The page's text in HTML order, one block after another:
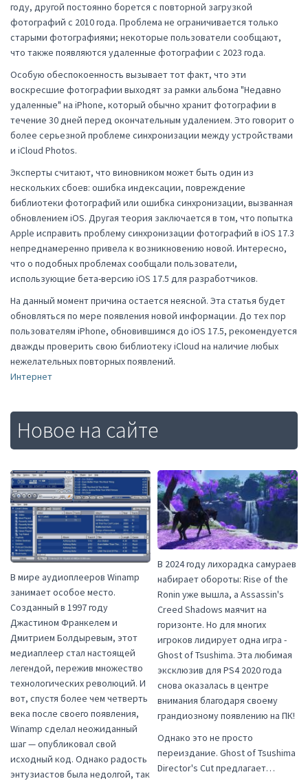
году, другой постоянно борется с повторной загрузкой
фотографий с 2010 года. Проблема не ограничивается только
старыми фотографиями; некоторые пользователи сообщают,
что также появляются удаленные фотографии с 2023 года.
Особую обеспокоенность вызывает тот факт, что эти
воскресшие фотографии выходят за рамки альбома "Недавно
удаленные" на iPhone, который обычно хранит фотографии в
течение 30 дней перед окончательным удалением. Это говорит о
более серьезной проблеме синхронизации между устройствами
и iCloud Photos.
Эксперты считают, что виновником может быть один из
нескольких сбоев: ошибка индексации, повреждение
библиотеки фотографий или ошибка синхронизации, вызванная
обновлением iOS. Другая теория заключается в том, что попытка
Apple исправить проблему синхронизации фотографий в iOS 17.3
непреднамеренно привела к возникновению новой. Интересно,
что о подобных проблемах сообщали пользователи,
использующие бета-версию iOS 17.5 для разработчиков.
На данный момент причина остается неясной. Эта статья будет
обновляться по мере появления новой информации. До тех пор
пользователям iPhone, обновившимся до iOS 17.5, рекомендуется
дважды проверить свою библиотеку iCloud на наличие любых
нежелательных повторных появлений.
Интернет
Новое на сайте
В мире аудиоплееров Winamp
занимает особое место.
Созданный в 1997 году
Джастином Франкелем и
Дмитрием Болдыревым, этот
медиаплеер стал настоящей
легендой, пережив множество
технологических революций. И
вот, спустя более чем четверть
века после своего появления,
Winamp сделал неожиданный
шаг — опубликовал свой
исходный код. Однако радость
энтузиастов была недолгой, так
В 2024 году лихорадка самураев
набирает обороты: Rise of the
Ronin уже вышла, а Assassin's
Creed Shadows маячит на
горизонте. Но для многих
игроков лидирует одна игра -
Ghost of Tsushima. Эта любимая
эксклюзив для PS4 2020 года
снова оказалась в центре
внимания благодаря своему
грандиозному появлению на ПК!
Однако это не просто
переиздание. Ghost of Tsushima
Director's Cut предлагает…